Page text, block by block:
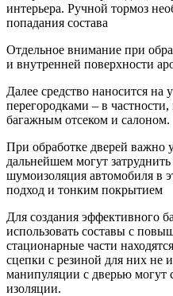
интерьера. Ручной тормоз
попадания состава
Отдельное внимание при
и внутренней поверхности
Далее средство наносится на
перегородками – в
багажным отсеком и салоном.
При обработке дверей важно
дальнейшем могут
шумоизоляция автомобиля в
подход и тонким покрытием
Для создания эффективного
использовать составы с
стационарные части
сцепки с резиной для них не
манипуляции с дверью могут
изоляции.